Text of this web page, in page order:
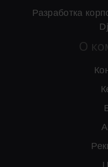
Разработка
О